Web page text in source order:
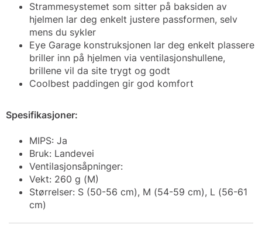
Strammesystemet som sitter på baksiden av
hjelmen lar deg enkelt justere passformen, selv
mens du sykler
Eye Garage konstruksjonen lar deg enkelt plassere
briller inn på hjelmen via ventilasjonshullene,
brillene vil da site trygt og godt
Coolbest paddingen gir god komfort
Spesifikasjoner:
MIPS: Ja
Bruk: Landevei
Ventilasjonsåpninger:
Vekt: 260 g (M)
Størrelser: S (50-56 cm), M (54-59 cm), L (56-61
cm)